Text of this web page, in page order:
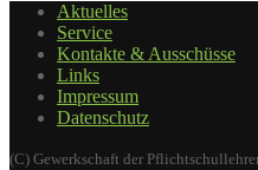
Aktuelles
Service
Kontakte & Ausschüsse
Links
Impressum
Datenschutz
(C) Gewerkschaft der